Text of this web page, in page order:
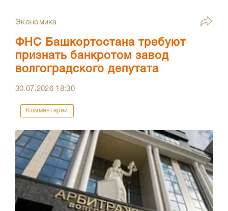
Экономика
ФНС Башкортостана требуют
признать банкротом завод
волгоградского депутата
30.07.2026 18:30
Комментарии